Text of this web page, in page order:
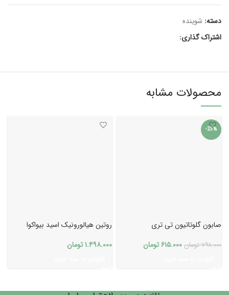
دسته: شوینده
اشتراک گذاری:
محصولات مشابه
-23%
صابون گلوتاتیون تی تری
۷۹۸.۰۰۰ تومان ۶۱۵.۰۰۰تومان
روتین هیالورونیک اسید بیواکوا
۱.۴۹۸.۰۰۰تومان